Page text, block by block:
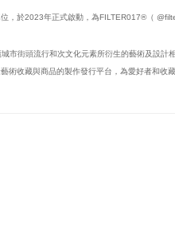
於2023年正式啟動，為FILTER017®（
街頭流行和次文化元素所衍生的藝術及設
收藏與商品的製作發行平台，為愛好者和收